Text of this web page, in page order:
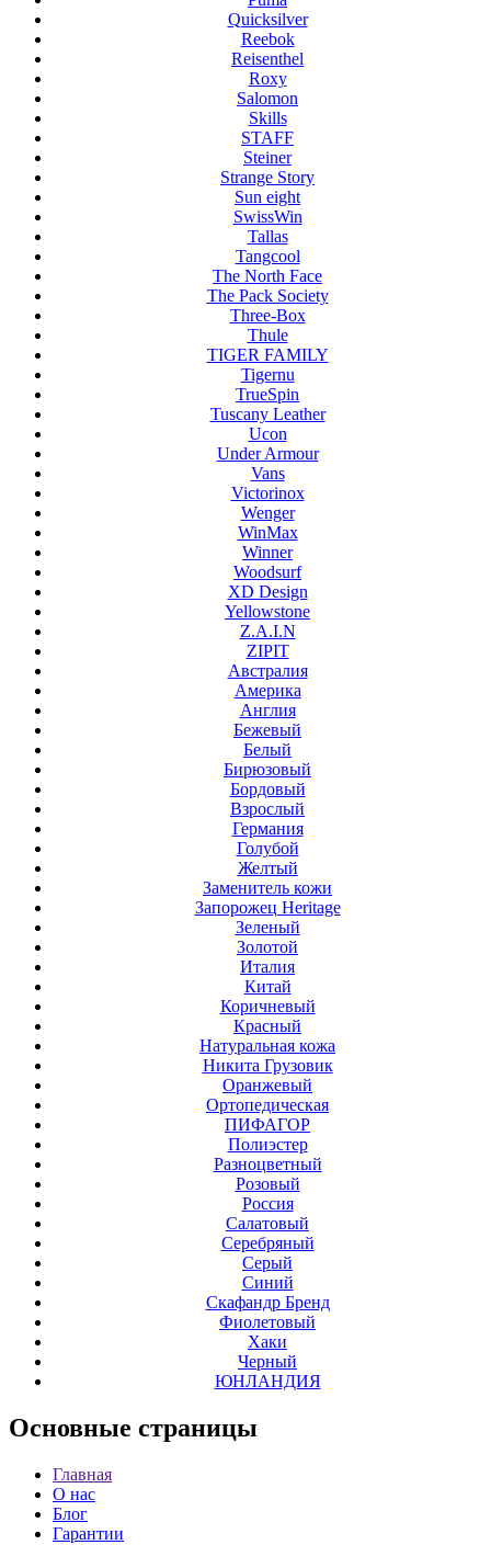
Quicksilver
Reebok
Reisenthel
Roxy
Salomon
Skills
STAFF
Steiner
Strange Story
Sun eight
SwissWin
Tallas
Tangcool
The North Face
The Pack Society
Three-Box
Thule
TIGER FAMILY
Tigernu
TrueSpin
Tuscany Leather
Ucon
Under Armour
Vans
Victorinox
Wenger
WinMax
Winner
Woodsurf
XD Design
Yellowstone
Z.A.I.N
ZIPIT
Австралия
Америка
Англия
Бежевый
Белый
Бирюзовый
Бордовый
Взрослый
Германия
Голубой
Желтый
Заменитель кожи
Запорожец Heritage
Зеленый
Золотой
Италия
Китай
Коричневый
Красный
Натуральная кожа
Никита Грузовик
Оранжевый
Ортопедическая
ПИФАГОР
Полиэстер
Разноцветный
Розовый
Россия
Салатовый
Серебряный
Серый
Синий
Скафандр Бренд
Фиолетовый
Хаки
Черный
ЮНЛАНДИЯ
Основные страницы
Главная
О нас
Блог
Гарантии